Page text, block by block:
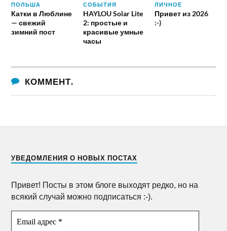
ПОЛЬША
Катки в Люблине
— свежий
зимний пост
СОБЫТИЯ
HAYLOU Solar Lite
2: простые и
красивые умные
часы
ЛИЧНОЕ
Привет из 2026
:-)
КОММЕНТ.
УВЕДОМЛЕНИЯ О НОВЫХ ПОСТАХ
Привет! Посты в этом блоге выходят редко, но на
всякий случай можно подписаться :-).